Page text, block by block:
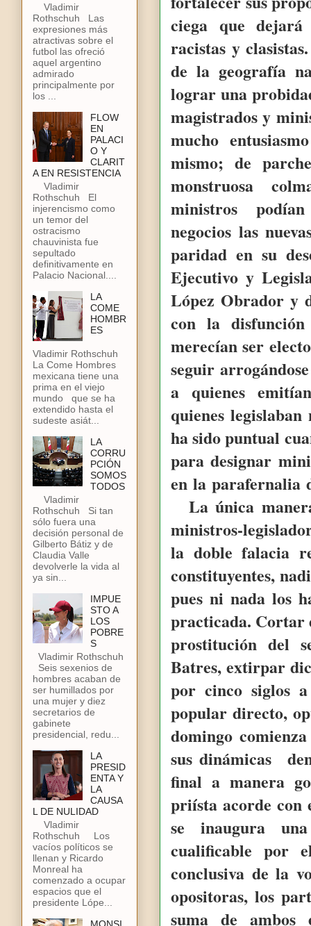
ciega que
racistas y
de la geografía
lograr una
magistrados y
mucho
mismo; de
monstruosa
ministros podían
negocios las
paridad en su
Ejecutivo y
López Obrador y
con la
merecían ser
seguir
a quienes
quienes legislaban
ha sido puntual
para designar
en la parafernalia
La única
ministros-
la doble falacia
constituyentes,
pues ni nada los
practicada. Cortar
prostitución del
Batres, extirpar
por cinco siglos
popular directo,
domingo
sus dinámicas
final a manera
priísta acorde con
se inaugura
cualificable por
conclusiva de la
opositoras, los
suma de ambos
Vladimir
Rothschuh Las
expresiones más
atractivas sobre el
futbol las ofreció
aquel argentino
admirado
principalmente por
los ...
FLOW
EN
PALACI
O Y
CLARIT
A EN RESISTENCIA
Vladimir
Rothschuh El
injerencismo como
un temor del
ostracismo
chauvinista fue
sepultado
definitivamente en
Palacio Nacional....
LA
COME
HOMBR
ES
Vladimir Rothschuh
La Come Hombres
mexicana tiene una
prima en el viejo
mundo que se ha
extendido hasta el
sudeste asiát...
LA
CORRU
PCIÓN
SOMOS
TODOS
Vladimir
Rothschuh Si tan
sólo fuera una
decisión personal de
Gilberto Bátiz y de
Claudia Valle
devolverle la vida al
ya sin...
IMPUE
STO A
LOS
POBRE
S
Vladimir Rothschuh
Seis sexenios de
hombres acaban de
ser humillados por
una mujer y diez
secretarios de
gabinete
presidencial, redu...
LA
PRESID
ENTA Y
LA
CAUSA
L DE NULIDAD
Vladimir
Rothschuh Los
vacíos políticos se
llenan y Ricardo
Monreal ha
comenzado a ocupar
espacios que el
presidente Lópe...
MONSI